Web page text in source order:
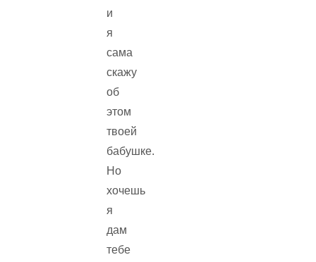
и
я
сама
скажу
об
этом
твоей
бабушке.
Но
хочешь
я
дам
тебе